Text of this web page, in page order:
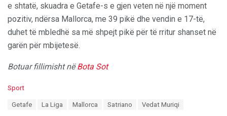
e shtatë, skuadra e Getafe-s e gjen veten në një moment
pozitiv, ndërsa Mallorca, me 39 pikë dhe vendin e 17-të,
duhet të mbledhë sa më shpejt pikë për të rritur shanset në
garën për mbijetesë.
Botuar fillimisht nëBota Sot
C
Sport
Getafe La Liga Mallorca Satriano Vedat Muriqi